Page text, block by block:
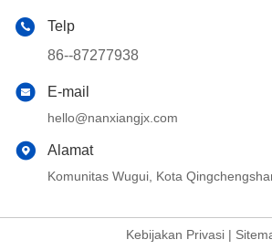
Telp
86--87277938
E-mail
hello@nanxiangjx.com
Alamat
Komunitas Wugui, Kota
Kebijakan Privasi |